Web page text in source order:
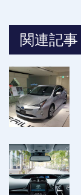
関連記事